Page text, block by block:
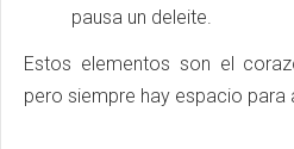
pausa un deleite.
Estos elementos son el
pero siempre hay espacio para